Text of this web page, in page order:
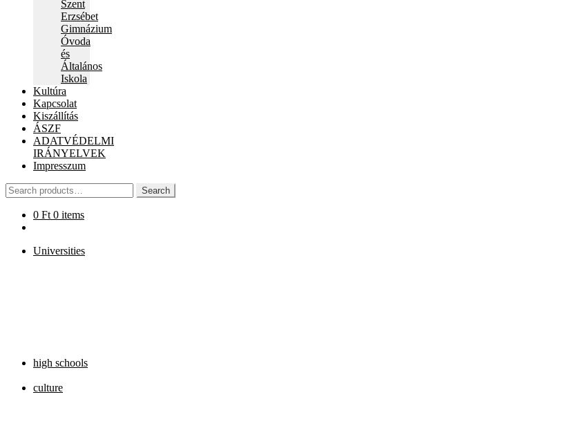
Szent
Erzsébet
Gimnázium
Óvoda
és
Általános
Iskola
Kultúra
Kapcsolat
Kiszállítás
ÁSZF
ADATVÉDELMI
IRÁNYELVEK
Impresszum
Search
for:
Search
0 Ft 0 items
Universities
high schools
culture